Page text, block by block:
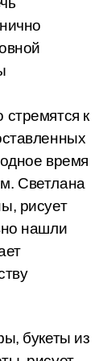
к
время
Светлана
рисует
нашли
букеты из